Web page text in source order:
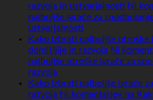
razvoja in ustvarjalnosti Ni
najboljše igrače za
ustvarjalnosti
Kako izbrati najboljše otroške
domišljije in razvoja Ni
najboljše otroške igrače za
razvoja
Kako izbrati najboljše igrače
razvoja Ni komentarjev na